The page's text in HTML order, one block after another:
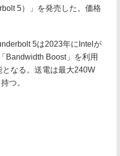
5）」を発売した。価格
5は2023年にIntelが
Bandwidth Boost」を利用
なる。送電は最大240W
つ。